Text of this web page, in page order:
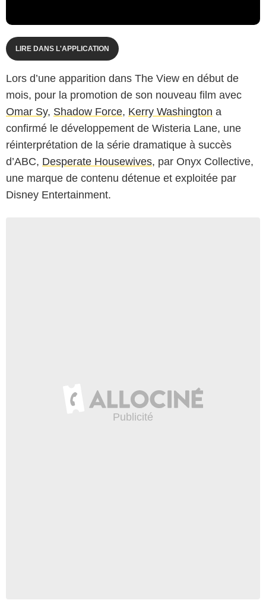
LIRE DANS L'APPLICATION
Lors d’une apparition dans The View en début de
mois, pour la promotion de son nouveau film avec
Omar Sy, Shadow Force, Kerry Washington a
confirmé le développement de Wisteria Lane, une
réinterprétation de la série dramatique à succès
d’ABC, Desperate Housewives, par Onyx Collective,
une marque de contenu détenue et exploitée par
Disney Entertainment.